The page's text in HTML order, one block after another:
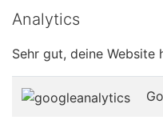
Analytics
Sehr gut, deine Website